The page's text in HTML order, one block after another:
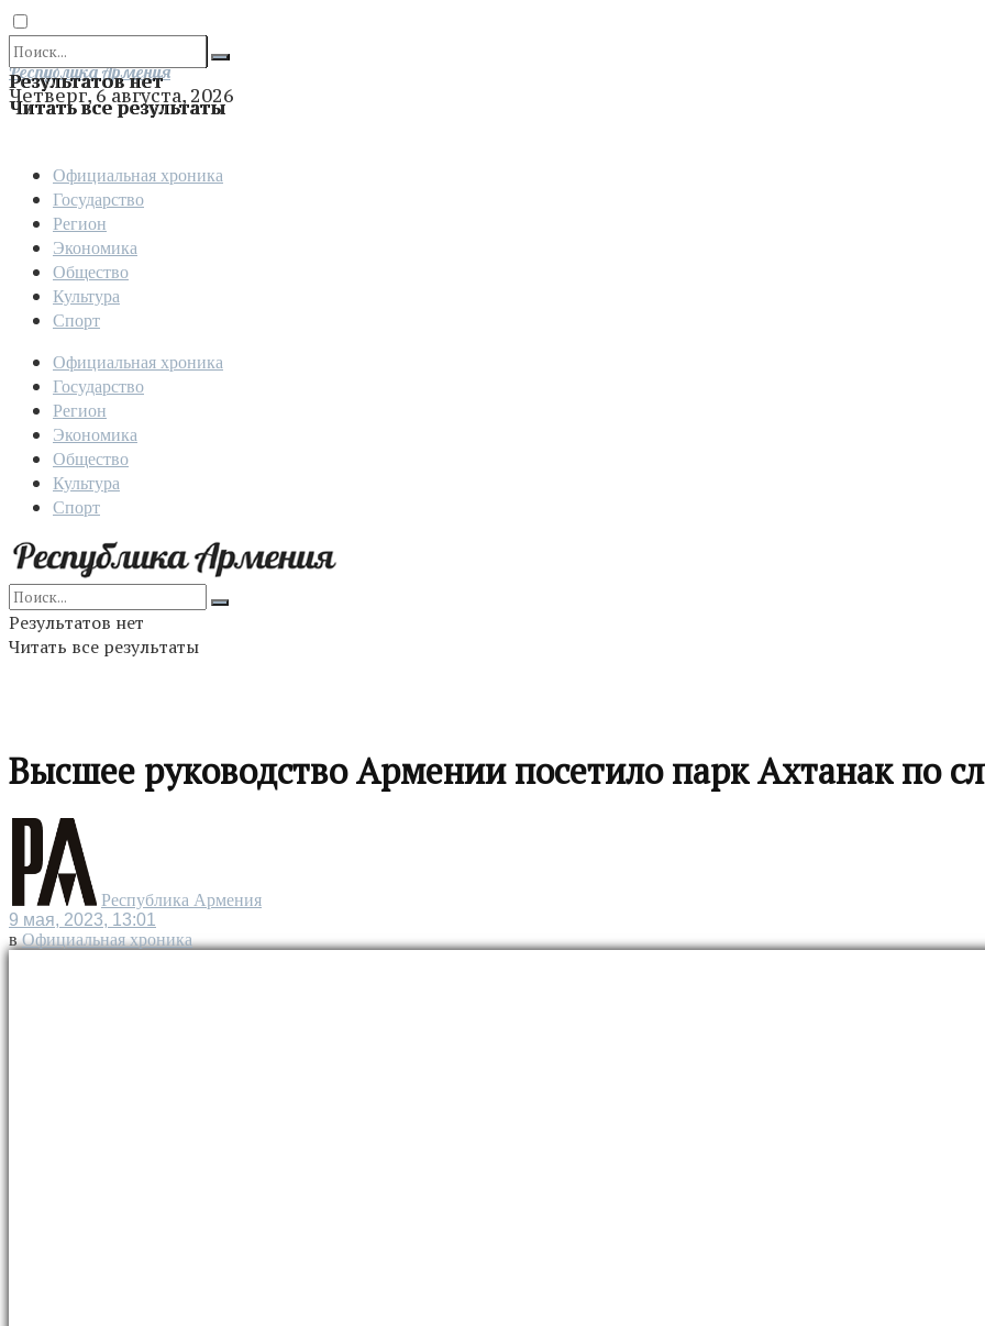
Результатов нет
Читать все результаты
Отправить
Республика Армения
Четверг, 6 августа, 2026
Официальная хроника
Государство
Регион
Экономика
Общество
Культура
Спорт
Официальная хроника
Государство
Регион
Экономика
Общество
Культура
Спорт
Результатов нет
Читать все результаты
Высшее руководство Армении посетило парк Ахтанак по
Республика Армения
9 мая, 2023, 13:01
в Официальная хроника